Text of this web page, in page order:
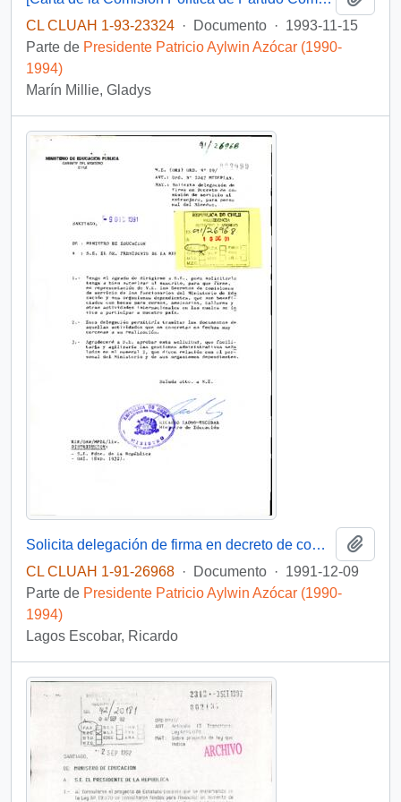
CL CLUAH 1-93-23324 · Documento · 1993-11-15
Parte de Presidente Patricio Aylwin Azócar (1990-
1994)
Marín Millie, Gladys
Solicita delegación de firma en decreto de comisión de servicio al extranjero, para personal del Mineduc
CL CLUAH 1-91-26968 · Documento · 1991-12-09
Parte de Presidente Patricio Aylwin Azócar (1990-
1994)
Lagos Escobar, Ricardo